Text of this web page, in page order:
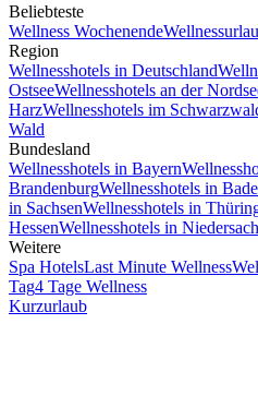
Beliebteste
Wellness Wochenende
Region
Wellnesshotels in Deutschland
OstseeWellnesshotels an der
HarzWellnesshotels im
Wald
Bundesland
Wellnesshotels in Bayern
BrandenburgWellnesshotels in
in SachsenWellnesshotels in
HessenWellnesshotels in
Weitere
Spa HotelsLast Minute Wellness
Tag4 Tage Wellness
Kurzurlaub